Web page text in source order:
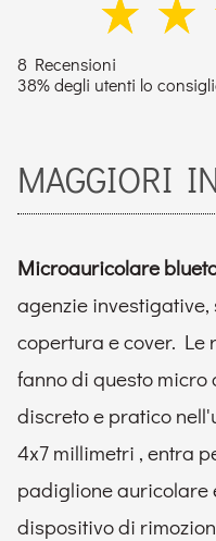
8 Recensioni
38% degli utenti lo
MAGGIORI
Microauricolare
agenzie
copertura e cover. Le
fanno di questo
discreto e pratico
4x7 millimetri , entra
padiglione auricolare
dispositivo di